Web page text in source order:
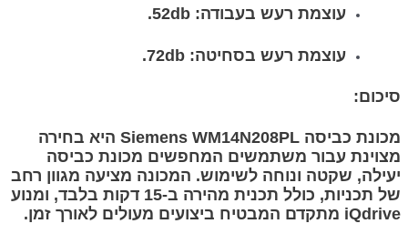
עוצמת רעש בעבודה: 52db.
עוצמת רעש בסחיטה: 72db.
סיכום:
מכונת כביסה Siemens WM14N208PL היא בחירה
מצוינת עבור משתמשים המחפשים מכונת כביסה
יעילה, שקטה ונוחה לשימוש. המכונה מציעה מגוון רחב
של תכניות, כולל תכנית מהירה ב-15 דקות בלבד, ומנוע
iQdrive מתקדם המבטיח ביצועים מעולים לאורך זמן.